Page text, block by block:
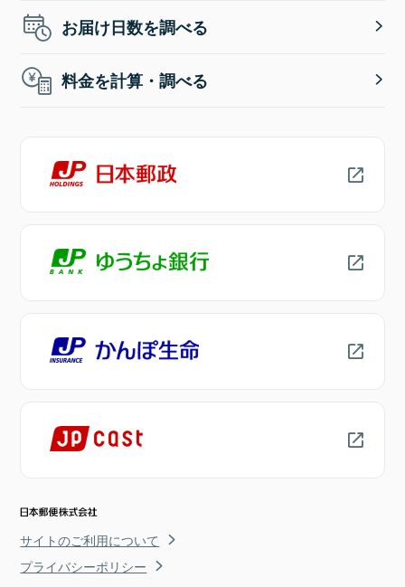
お届け日数を調べる
料金を計算・調べる
サイトのご利用について
プライバシーポリシー